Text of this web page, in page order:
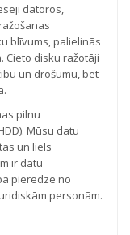
datoros,
blīvums, palielinās
Cieto disku ražotāji
un drošumu, bet
pilnu
Mūsu datu
un liels
ir datu
pieredze no
personām.